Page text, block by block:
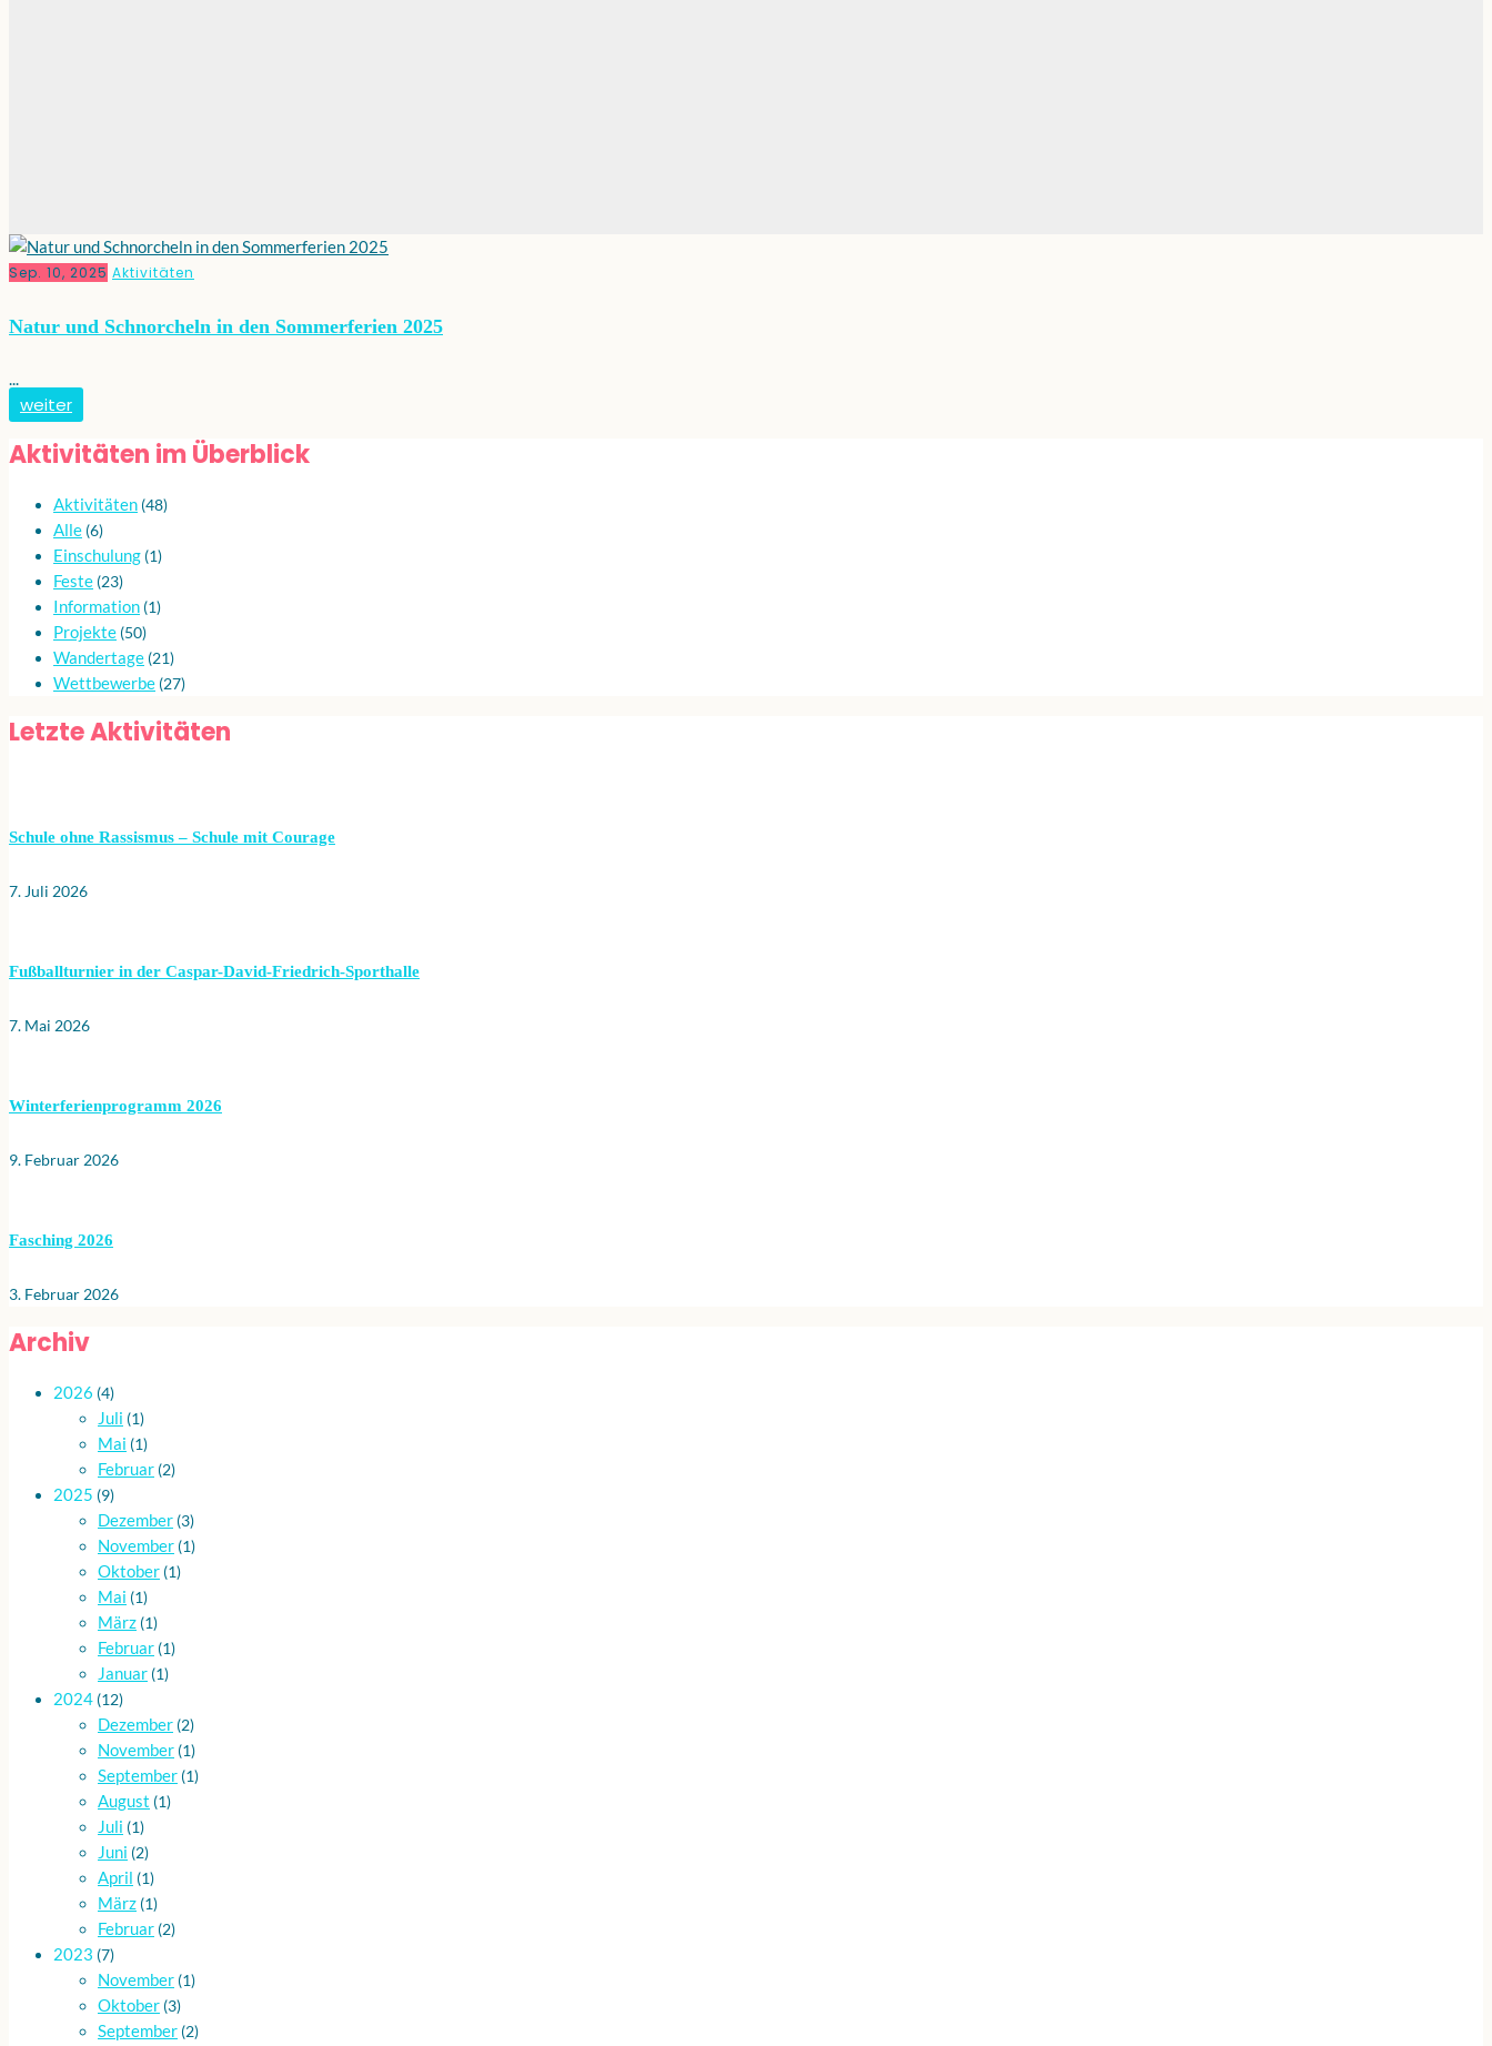
Sep. 10, 2025 Aktivitäten
Natur und Schnorcheln in den Sommerferien 2025
...
weiter
Aktivitäten im Überblick
Aktivitäten (48)
Alle (6)
Einschulung (1)
Feste (23)
Information (1)
Projekte (50)
Wandertage (21)
Wettbewerbe (27)
Letzte Aktivitäten
Schule ohne Rassismus – Schule mit Courage
7. Juli 2026
Fußballturnier in der Caspar-David-Friedrich-Sporthalle
7. Mai 2026
Winterferienprogramm 2026
9. Februar 2026
Fasching 2026
3. Februar 2026
Archiv
2026 (4)
Juli (1)
Mai (1)
Februar (2)
2025 (9)
Dezember (3)
November (1)
Oktober (1)
Mai (1)
März (1)
Februar (1)
Januar (1)
2024 (12)
Dezember (2)
November (1)
September (1)
August (1)
Juli (1)
Juni (2)
April (1)
März (1)
Februar (2)
2023 (7)
November (1)
Oktober (3)
September (2)